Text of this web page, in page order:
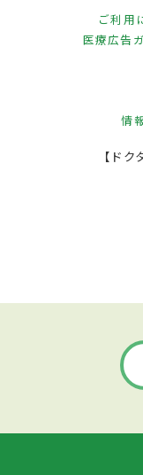
ご利用
医療広告
情
【ド